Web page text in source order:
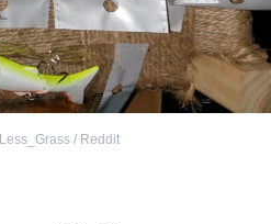
Less_Grass / Reddit